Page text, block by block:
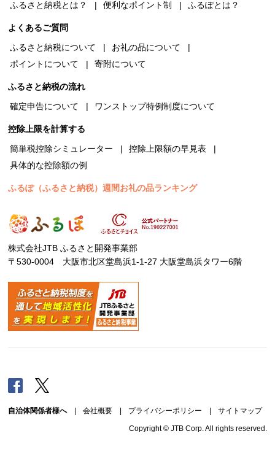
ふるさと納税とは？
便利なポイント制 ふるぽとは？
よくあるご質問
ふるさと納税について
お礼の品について
ポイントについて
寄附について
ふるさと納税の流れ
確定申告について
ワンストップ特例制度について
控除上限を計算する
簡単税控除シミュレーター
控除上限額の早見表
具体的な控除額の例
ふるぽ（ふるさと納税）週間お礼の品ランキング
株式会社JTB ふるさと開発事業部
〒530-0004 大阪市北区堂島浜1-1-27 大阪堂島浜タワー6階
Facebook
自治体関係者様へ| 会社概要 プライバシーポリシー サイトマップ
Copyright © JTB Corp. All rights reserved.